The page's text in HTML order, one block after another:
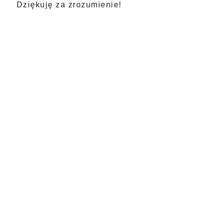
Dziękuję za zrozumienie!